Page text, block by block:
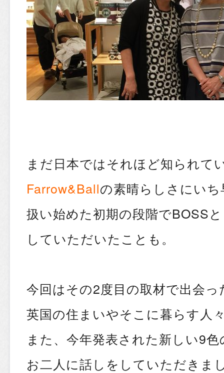
まだ日本ではそれほど知られて
Farrow&Ballの素晴らしさにい
扱い始めた初期の段階でBOSS
していただいたことも。
今回はその2度目の取材で出会っ
英国の住まいやそこに暮らす人
また、今年発表された新しい9
お二人に話しをしていただきま